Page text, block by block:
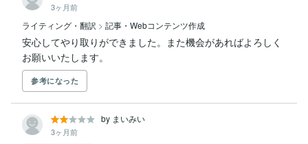
3ヶ月前
ライティング・翻訳 > 記事・Webコンテンツ作成
安心してやり取りができました。また機会があればよろしく
お願いいたします。
参考になった
by まいみい
3ヶ月前